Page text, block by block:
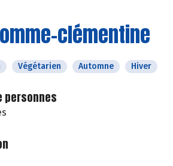
clémentine
Végétarien Automne Hiver
personnes